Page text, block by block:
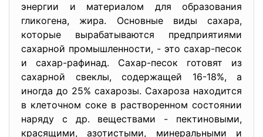
энергии и материалом для образования
гликогена, жира. Основные виды сахара,
которые вырабатываются предприятиями
сахарной промышленности, - это сахар-песок
и сахар-рафинад. Сахар-песок готовят из
сахарной свеклы, содержащей 16-18%, а
иногда до 25% сахарозы. Сахароза находится
в клеточном соке в растворенном состоянии
наряду с др. веществами - пектиновыми,
красящими, азотистыми, минеральными и